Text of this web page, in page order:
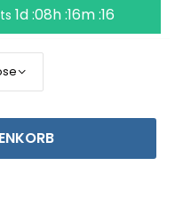
1d :08h :16m :16